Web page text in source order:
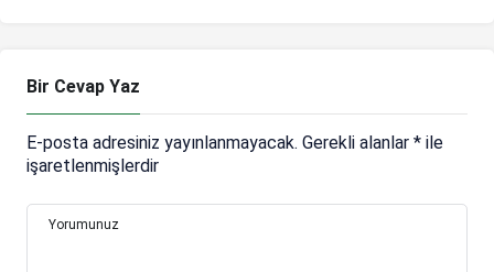
Bir Cevap Yaz
E-posta adresiniz yayınlanmayacak. Gerekli alanlar * ile
işaretlenmişlerdir
Yorumunuz